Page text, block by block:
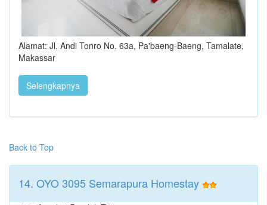
Alamat: Jl. Andi Tonro No. 63a, Pa'baeng-Baeng, Tamalate,
Makassar
Selengkapnya
Back to Top
14. OYO 3095 Semarapura Homestay